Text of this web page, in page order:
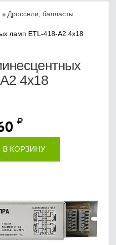
Дроссели, балласты
ламп ETL-418-А2 4х18
4х18
В КОРЗИНУ